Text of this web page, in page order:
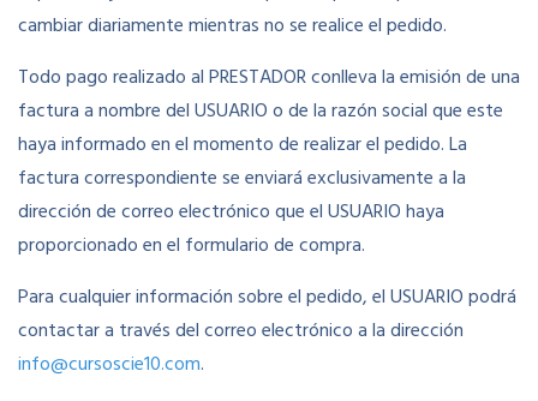
cambiar diariamente mientras no se realice el pedido.
Todo pago realizado al PRESTADOR conlleva la emisión de una
factura a nombre del USUARIO o de la razón social que este
haya informado en el momento de realizar el pedido. La
factura correspondiente se enviará exclusivamente a la
dirección de correo electrónico que el USUARIO haya
proporcionado en el formulario de compra.
Para cualquier información sobre el pedido, el USUARIO podrá
contactar a través del correo electrónico a la dirección
info@cursoscie10.com.